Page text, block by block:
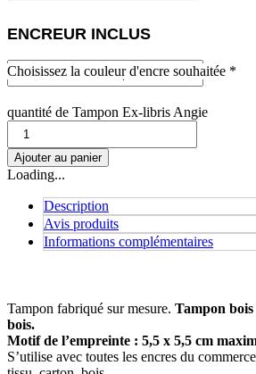
ENCREUR INCLUS
Choisissez la couleur d'encre souhaitée *
quantité de Tampon Ex-libris Angie
Ajouter au panier
Loading...
Description
Avis produits
Informations complémentaires
Tampon fabriqué sur mesure. Tampon bois
bois.
Motif de l’empreinte : 5,5 x 5,5 cm
S’utilise avec toutes les encres du